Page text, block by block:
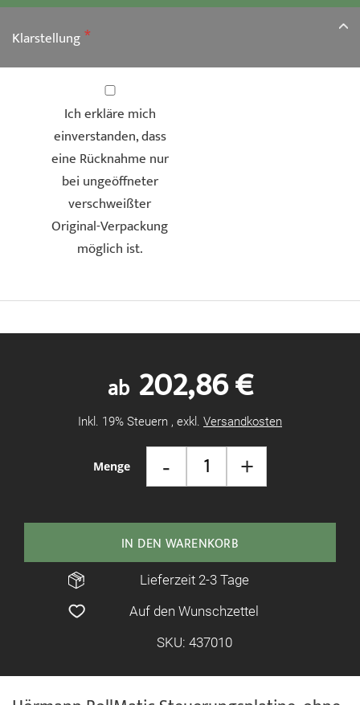
Menge - +
ab 202,86 €
Inkl. 19% Steuern , exkl. Versandkosten
IN DEN WARENKORB
Lieferzeit 2-3 Tage
Auf den Wunschzettel
SKU: 437010
Klarstellung
Ich erkläre mich
einverstanden, dass
eine Rücknahme nur
bei ungeöffneter
verschweißter
Original-Verpackung
möglich ist.